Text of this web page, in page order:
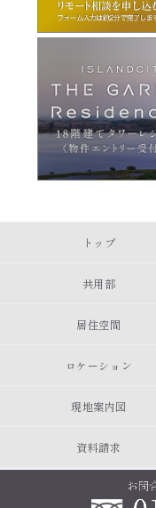
トップ
共用部
居住空間
ロケーション
現地案内図
資料請求